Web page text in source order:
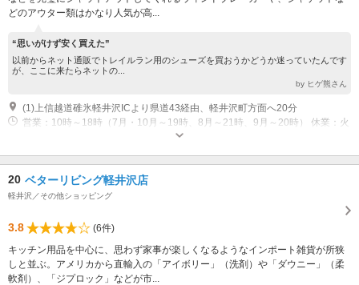
どのアウター類はかなり人気が高...
“思いがけず安く買えた”
以前からネット通販でトレイルラン用のシューズを買おうかどうか迷っていたんです
が、ここに来たらネットの...
by ヒゲ熊さん
(1)上信越道碓氷軽井沢ICより県道43経由、軽井沢町方面へ20分
営業：10時～18時（7月・10月～19時、8月～21時、9月～20時） 休業：火
20 ベターリビング軽井沢店
軽井沢／その他ショッピング
3.8
(6件)
キッチン用品を中心に、思わず家事が楽しくなるようなインポート雑貨が所狭
しと並ぶ。アメリカから直輸入の「アイボリー」（洗剤）や「ダウニー」（柔
軟剤）、「ジプロック」などが市...